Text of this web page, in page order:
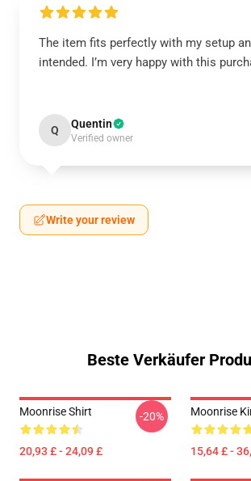
The item fits perfectly with my setup
intended. I’m very happy with this
Q Quentin
Verified owner
Write your review
Beste Verkäufer
Moonrise Shirt
20,93 £ - 24,09 £
-20% Moonrise
15,64 £ -